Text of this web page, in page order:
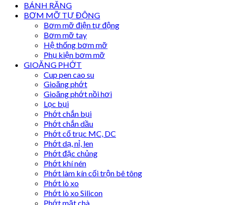
BÁNH RĂNG
BƠM MỠ TỰ ĐỘNG
Bơm mỡ điện tự động
Bơm mỡ tay
Hệ thống bơm mỡ
Phụ kiện bơm mỡ
GIOĂNG PHỚT
Cup pen cao su
Gioăng phớt
Gioăng phớt nồi hơi
Lọc bụi
Phớt chắn bụi
Phớt chắn dầu
Phớt cổ trục MC, DC
Phớt dạ, nỉ, len
Phớt đặc chủng
Phớt khí nén
Phớt làm kín cối trộn bê tông
Phớt lò xo
Phớt lò xo Silicon
Phớt mặt chà